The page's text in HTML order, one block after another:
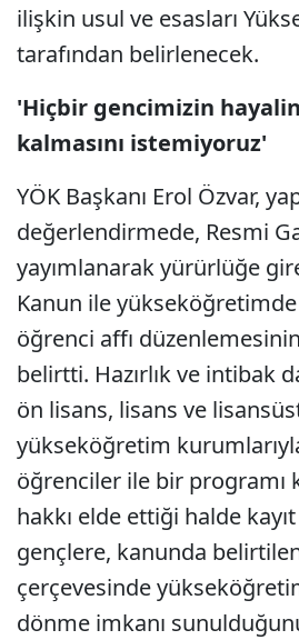
ilişkin usul ve esasları
tarafından belirlenecek.
'Hiçbir gencimizin
kalmasını istemiyoruz'
YÖK Başkanı Erol Özvar,
değerlendirmede, Resmi
yayımlanarak yürürlüğe
Kanun ile
öğrenci affı
belirtti. Hazırlık ve intibak
ön lisans, lisans ve
yükseköğretim
öğrenciler ile bir programı
hakkı elde ettiği halde
gençlere, kanunda
çerçevesinde
dönme imkanı